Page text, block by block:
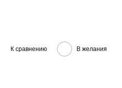
К сравнению В желания